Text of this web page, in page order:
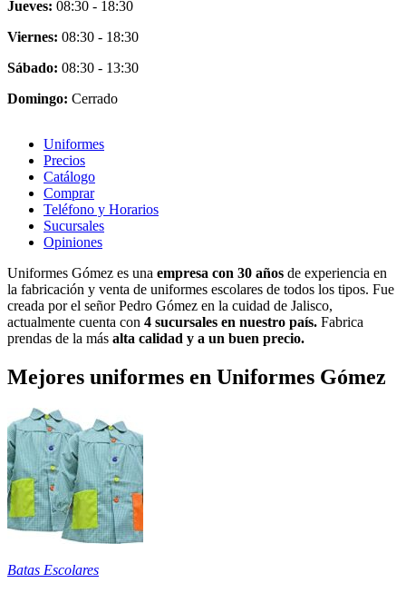
Jueves: 08:30 - 18:30
Viernes: 08:30 - 18:30
Sábado: 08:30 - 13:30
Domingo: Cerrado
Uniformes
Precios
Catálogo
Comprar
Teléfono y Horarios
Sucursales
Opiniones
Uniformes Gómez es una empresa con 30 años de experiencia en
la fabricación y venta de uniformes escolares de todos los tipos. Fue
creada por el señor Pedro Gómez en la cuidad de Jalisco,
actualmente cuenta con 4 sucursales en nuestro país. Fabrica
prendas de la más alta calidad y a un buen precio.
Mejores uniformes en Uniformes Gómez
Batas Escolares